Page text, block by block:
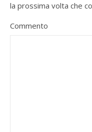
la prossima volta che
Commento